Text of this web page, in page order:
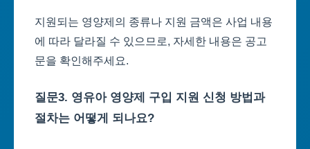
지원되는 영양제의 종류나 지원 금액은 사업 내용
에 따라 달라질 수 있으므로, 자세한 내용은 공고
문을 확인해주세요.
질문3. 영유아 영양제 구입 지원 신청 방법과
절차는 어떻게 되나요?